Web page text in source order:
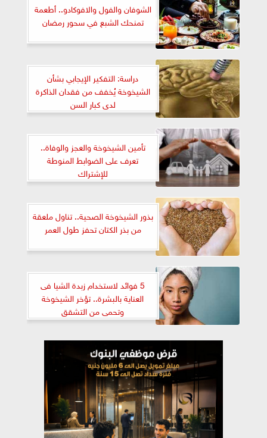
الشوفان والفول والافوكادو.. أطعمة
تمنحك الشبع في سحور رمضان
دراسة: التفكير الإيجابي بشأن
الشيخوخة يُخفف من فقدان الذاكرة
لدى كبار السن
تأمين الشيخوخة والعجز والوفاة..
تعرف على الضوابط المنوطة
للإشتراك
بذور الشيخوخة الصحية.. تناول ملعقة
من بذر الكتان تحفز طول العمر
5 فوائد لاستخدام زبدة الشيا فى
العناية بالبشرة.. تؤخر الشيخوخة
وتحمى من التشقق